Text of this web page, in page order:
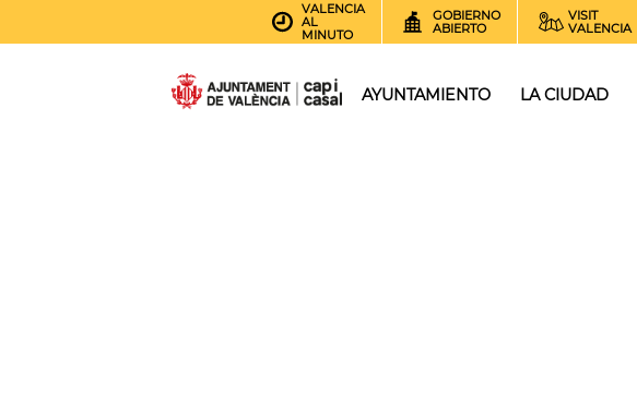
VALENCIA
AL
MINUTO
GOBIERNO
ABIERTO
VISIT
VALENCIA
AYUNTAMIENTO LA CIUDAD